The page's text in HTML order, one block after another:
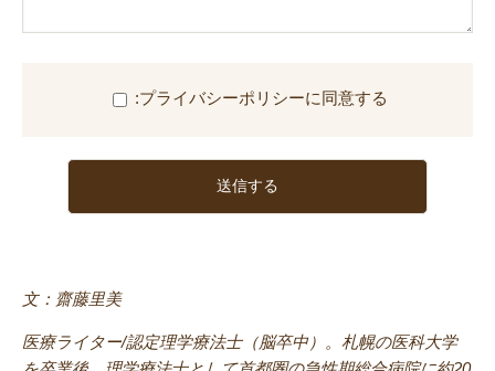
:プライバシーポリシーに同意する
文：齋藤里美
医療ライター/認定理学療法士（脳卒中）。札幌の医科大学